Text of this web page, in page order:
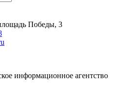
Победы, 3
информационное агентство